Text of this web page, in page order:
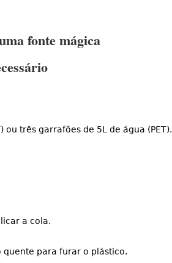
fonte mágica
ou três garrafões de 5L de água (PET).
a cola.
para furar o plástico.